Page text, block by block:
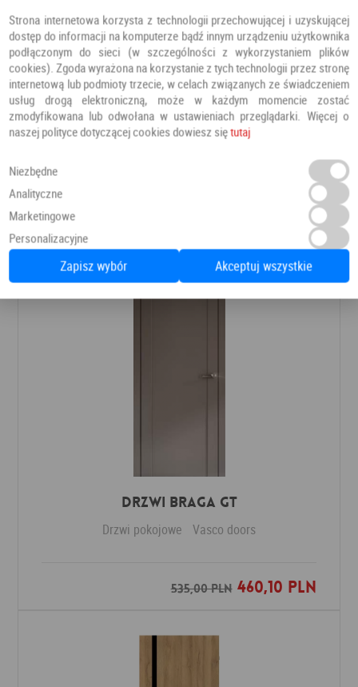
624,78 PLN
Drzwi Braga GT
Drzwi pokojowe Vasco doors
535,00 PLN460,10 PLN
Dodaj do ulubionych
Strona internetowa korzysta z technologii przechowującej i uzyskującej
dostęp do informacji na komputerze bądź innym urządzeniu użytkownika
podłączonym do sieci (w szczególności z wykorzystaniem plików
cookies). Zgoda wyrażona na korzystanie z tych technologii przez stronę
internetową lub podmioty trzecie, w celach związanych ze świadczeniem
usług drogą elektroniczną, może w każdym momencie zostać
zmodyfikowana lub odwołana w ustawieniach przeglądarki. Więcej o
naszej polityce dotyczącej cookies dowiesz siętutaj
Niezbędne
Analityczne
Marketingowe
Personalizacyjne
Zapisz wybór Akceptuj wszystkie